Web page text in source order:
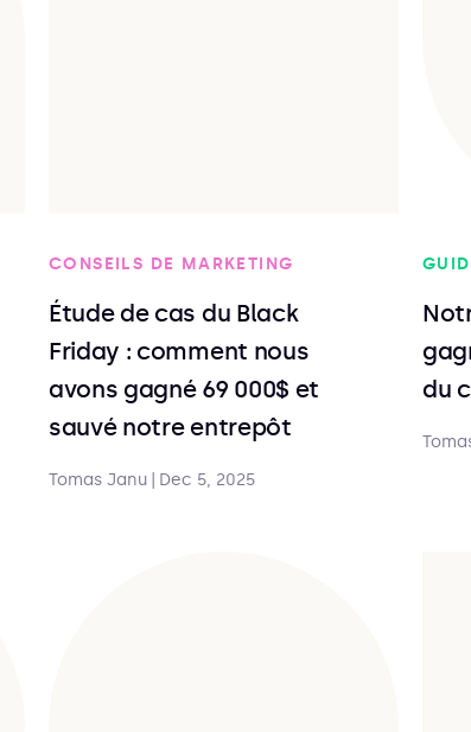
CONSEILS DE MARKETING
Étude de cas du Black
Friday : comment nous
avons gagné 69 000$ et
sauvé notre entrepôt
Tomas Janu Dec 5, 2025
du